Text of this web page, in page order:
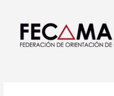
contenido